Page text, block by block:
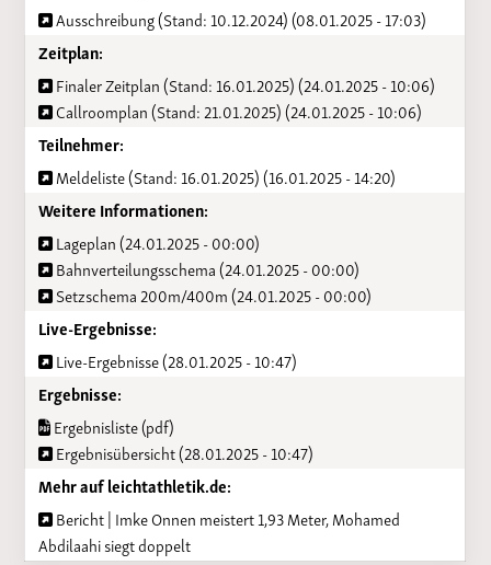
Ausschreibung (Stand: 10.12.2024) (08.01.2025 - 17:03)
Zeitplan:
Finaler Zeitplan (Stand: 16.01.2025) (24.01.2025 - 10:06)
Callroomplan (Stand: 21.01.2025) (24.01.2025 - 10:06)
Teilnehmer:
Meldeliste (Stand: 16.01.2025) (16.01.2025 - 14:20)
Weitere Informationen:
Lageplan (24.01.2025 - 00:00)
Bahnverteilungsschema (24.01.2025 - 00:00)
Setzschema 200m/400m (24.01.2025 - 00:00)
Live-Ergebnisse:
Live-Ergebnisse (28.01.2025 - 10:47)
Ergebnisse:
Ergebnisliste (pdf)
Ergebnisübersicht (28.01.2025 - 10:47)
Mehr auf leichtathletik.de:
Bericht | Imke Onnen meistert 1,93 Meter, Mohamed
Abdilaahi siegt doppelt